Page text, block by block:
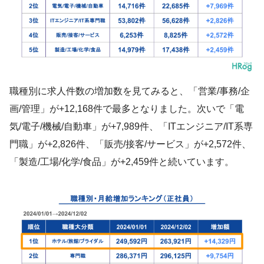
職種別に求人件数の増加数を見てみると、「営業/事務/企
画/管理」が+12,168件で最多となりました。次いで「電
気/電子/機械/自動車」が+7,989件、「ITエンジニア/IT系専
門職」が+2,826件、「販売/接客/サービス」が+2,572件、
「製造/工場/化学/食品」が+2,459件と続いています。